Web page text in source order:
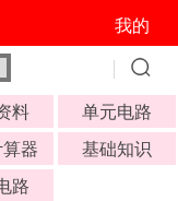
我的
料
单元电路
器
基础知识
路